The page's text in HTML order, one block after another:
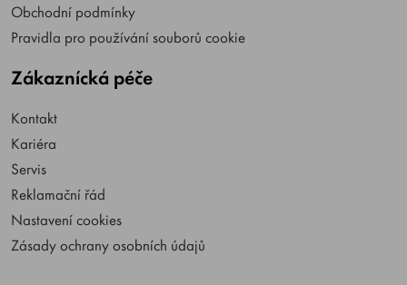
Obchodní podmínky
Pravidla pro používání souborů cookie
Zákaznícká péče
Kontakt
Kariéra
Servis
Reklamační řád
Nastavení cookies
Zásady ochrany osobních údajů